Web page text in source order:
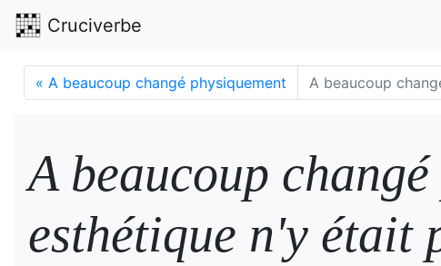
Cruciverbe
« A beaucoup changé physiquement A beaucoup
A beaucoup
esthétique n'y était